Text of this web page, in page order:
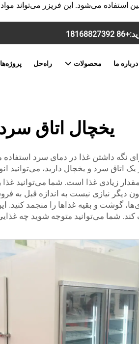
استفاده می‌شود. این فریزر می‌تواند
+86 18168827392
درباره ما محصولات راه‌حل پروژه‌ها
یخچال اتاق سرد
نگه داشتن غذا در دمای سرد
سرد و یخچال دارید، می‌توانید
زیادی غذا است. شما می‌توانید غذا
دیگر نیازی نیست به اندازه قبل به
گوشت و بقیه غذاها را منجمد کنید.
شما می‌توانید متوجه شوید چه